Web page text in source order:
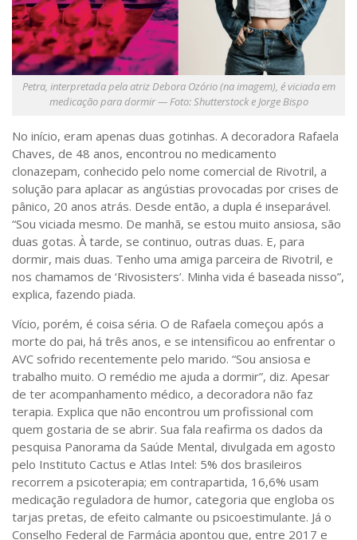
Perfil
Commentor
Lançamento
Psico-HQ
Gênero
Alfabetização
Transtorno do Espectro Autista
Contato
Quem somos
Sobre o Portal
Petra, interpretada pela atriz Debora Ozório (na imagem), é viciada em
medicação para dormir — Foto: Shutterstock e Jorge Bispo
No início, eram apenas duas gotinhas. A decoradora Rafaela
Chaves, de 48 anos, encontrou no medicamento
clonazepam, conhecido pelo nome comercial de Rivotril, a
solução para aplacar as angústias provocadas por crises de
pânico, 20 anos atrás. Desde então, a dupla é inseparável.
“Sou viciada mesmo. De manhã, se estou muito ansiosa, são
duas gotas. À tarde, se continuo, outras duas. E, para
dormir, mais duas. Tenho uma amiga parceira de Rivotril, e
nos chamamos de ‘Rivosisters’. Minha vida é baseada nisso”,
explica, fazendo piada.
Vício, porém, é coisa séria. O de Rafaela começou após a
morte do pai, há três anos, e se intensificou ao enfrentar o
AVC sofrido recentemente pelo marido. “Sou ansiosa e
trabalho muito. O remédio me ajuda a dormir”, diz. Apesar
de ter acompanhamento médico, a decoradora não faz
terapia. Explica que não encontrou um profissional com
quem gostaria de se abrir. Sua fala reafirma os dados da
pesquisa Panorama da Saúde Mental, divulgada em agosto
pelo Instituto Cactus e Atlas Intel: 5% dos brasileiros
recorrem a psicoterapia; em contrapartida, 16,6% usam
medicação reguladora de humor, categoria que engloba os
tarjas pretas, de efeito calmante ou psicoestimulante. Já o
Conselho Federal de Farmácia apontou que, entre 2017 e